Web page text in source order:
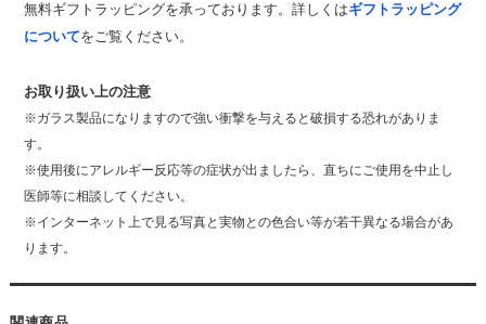
無料ギフトラッピングを承っております。詳しくはギフトラッピング
についてをご覧ください。
お取り扱い上の注意
※ガラス製品になりますので強い衝撃を与えると破損する恐れがありま
す。
※使用後にアレルギー反応等の症状が出ましたら、直ちにご使用を中止し
医師等に相談してください。
※インターネット上で見る写真と実物との色合い等が若干異なる場合があ
ります。